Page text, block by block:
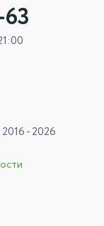
- 2026